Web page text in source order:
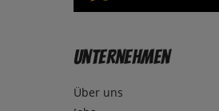
Unternehmen
Über uns